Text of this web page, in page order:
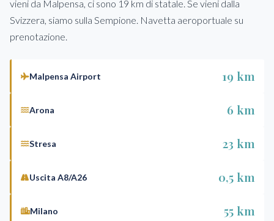
vieni da Malpensa, ci sono 19 km di statale. Se vieni dalla
Svizzera, siamo sulla Sempione. Navetta aeroportuale su
prenotazione.
Malpensa Airport 19 km
Arona 6 km
Stresa 23 km
Uscita A8/A26 0,5 km
Milano 55 km